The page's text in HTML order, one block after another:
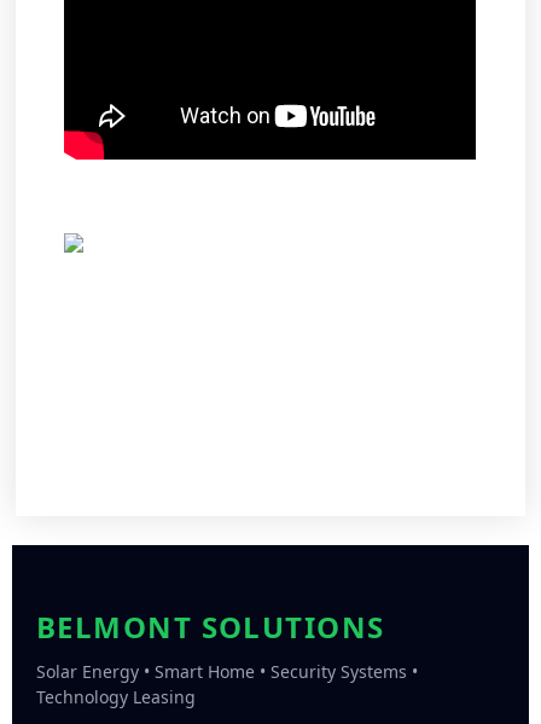
BELMONT SOLUTIONS
Solar Energy • Smart Home • Security Systems •
Technology Leasing